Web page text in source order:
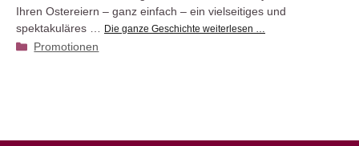
Ihren Ostereiern – ganz einfach – ein vielseitiges und
spektakuläres … Die ganze Geschichte weiterlesen …
Kategorien
Promotionen